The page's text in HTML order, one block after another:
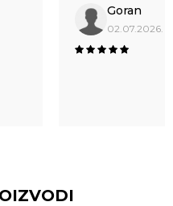
Goran
02.07.2026.